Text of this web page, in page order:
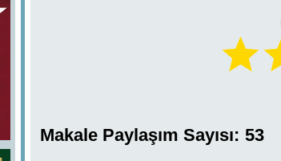
Makale Paylaşım Sayısı: 53